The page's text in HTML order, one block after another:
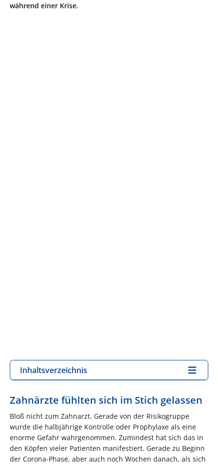
während einer Krise.
Inhaltsverzeichnis
Zahnärzte fühlten sich im Stich gelassen
Bloß nicht zum Zahnarzt. Gerade von der Risikogruppe
wurde die halbjährige Kontrolle oder Prophylaxe als eine
enorme Gefahr wahrgenommen. Zumindest hat sich das in
den Köpfen vieler Patienten manifestiert. Gerade zu Beginn
der Corona-Phase, aber auch noch Wochen danach, als sich